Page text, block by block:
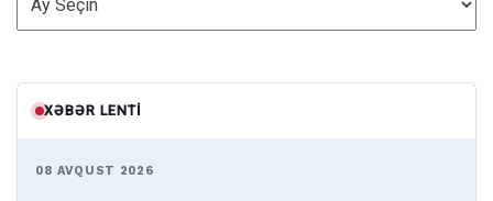
XƏBƏR LENTI
08 AVQUST 2026